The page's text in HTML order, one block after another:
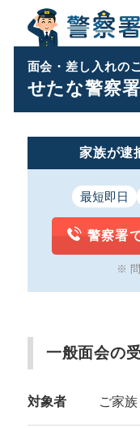
面会・差し入れの
せたな警察署
家族が逮
最短即日
警察署
※
一般面会の
対象者 ご家族